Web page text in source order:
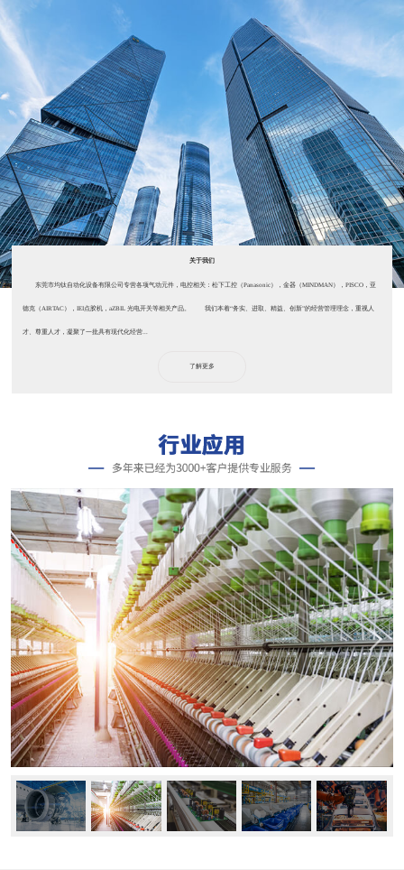
关于我们
东莞市均钛自动化设备有限公司专营各项气动元件，电控相关：松下工控（Panasonic），金器（MINDMAN），PISCO，亚
德克（AIRTAC），IEI点胶机，aZBIL 光电开关等相关产品。 我们本着“务实、进取、精益、创新”的经营管理理念，重视人
才、尊重人才，凝聚了一批具有现代化经营...
了解更多